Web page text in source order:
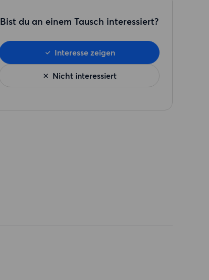
Bist du an einem Tausch interessiert?
Nicht interessiert
Interesse zeigen